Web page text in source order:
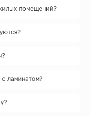
помещений?
ламинатом?